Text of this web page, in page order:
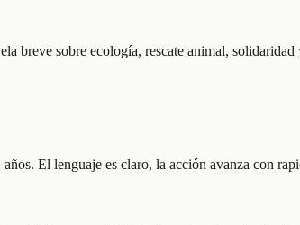
breve sobre ecología, rescate animal,
El lenguaje es claro, la acción avanza con